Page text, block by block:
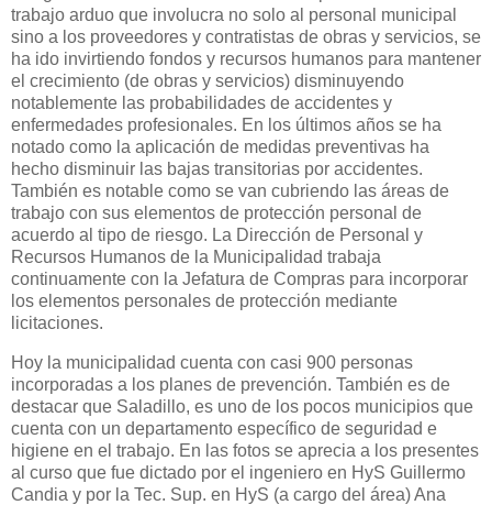
trabajo arduo que involucra no solo al personal municipal
sino a los proveedores y contratistas de obras y servicios, se
ha ido invirtiendo fondos y recursos humanos para mantener
el crecimiento (de obras y servicios) disminuyendo
notablemente las probabilidades de accidentes y
enfermedades profesionales. En los últimos años se ha
notado como la aplicación de medidas preventivas ha
hecho disminuir las bajas transitorias por accidentes.
También es notable como se van cubriendo las áreas de
trabajo con sus elementos de protección personal de
acuerdo al tipo de riesgo. La Dirección de Personal y
Recursos Humanos de la Municipalidad trabaja
continuamente con la Jefatura de Compras para incorporar
los elementos personales de protección mediante
licitaciones.
Hoy la municipalidad cuenta con casi 900 personas
incorporadas a los planes de prevención. También es de
destacar que Saladillo, es uno de los pocos municipios que
cuenta con un departamento específico de seguridad e
higiene en el trabajo. En las fotos se aprecia a los presentes
al curso que fue dictado por el ingeniero en HyS Guillermo
Candia y por la Tec. Sup. en HyS (a cargo del área) Ana